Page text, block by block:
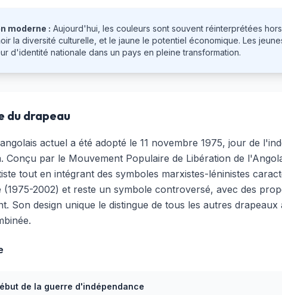
moderne : Aujourd'hui, les couleurs sont souvent réinterprétées
la diversité culturelle, et le jaune le potentiel économique. Les
d'identité nationale dans un pays en pleine transformation.
du drapeau
actuel a été adopté le 11 novembre 1975, jour de
Conçu par le Mouvement Populaire de Libération de
tout en intégrant des symboles marxistes-léninistes
(1975-2002) et reste un symbole controversé, avec des
Son design unique le distingue de tous les autres
de la guerre d'indépendance